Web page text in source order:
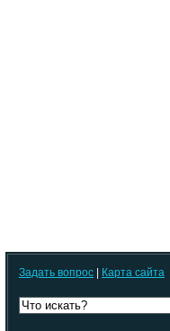
Задать вопрос Карта сайта